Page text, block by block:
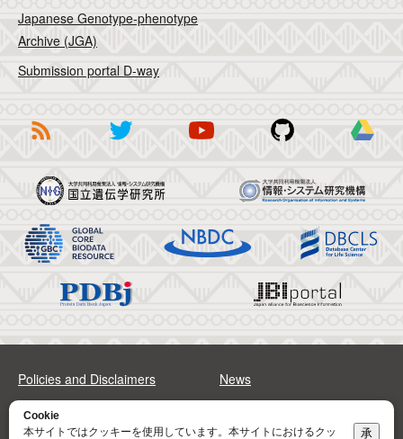
Japanese Genotype-phenotype
Archive (JGA)
Submission portal D-way
Policies and Disclaimers News
FAQs
Cookie
本サイトではクッキーを使用しています。本サイトにおけるクッ
承